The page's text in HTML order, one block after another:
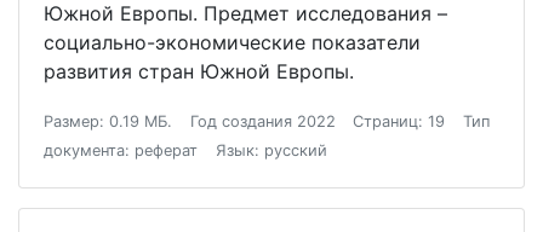
Южной Европы. Предмет исследования –
социально-экономические показатели
развития стран Южной Европы.
Размер: 0.19 МБ. Год создания 2022 Страниц: 19
Тип
документа: реферат
Язык: русский